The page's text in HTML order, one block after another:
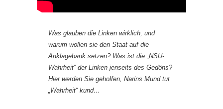
Was glauben die Linken wirklich, und
warum wollen sie den Staat auf die
Anklagebank setzen? Was ist die „NSU-
Wahrheit“ der Linken jenseits des Gedöns?
Hier werden Sie geholfen, Narins Mund tut
„Wahrheit“ kund…